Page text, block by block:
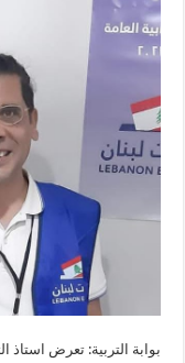
بوابة التربية: تعرض استاذ